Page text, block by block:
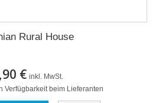
Rural House
€ inkl. MwSt.
Verfügbarkeit beim Lieferanten